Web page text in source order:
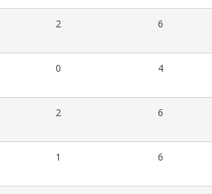
2 6
0 4
2 6
1 6